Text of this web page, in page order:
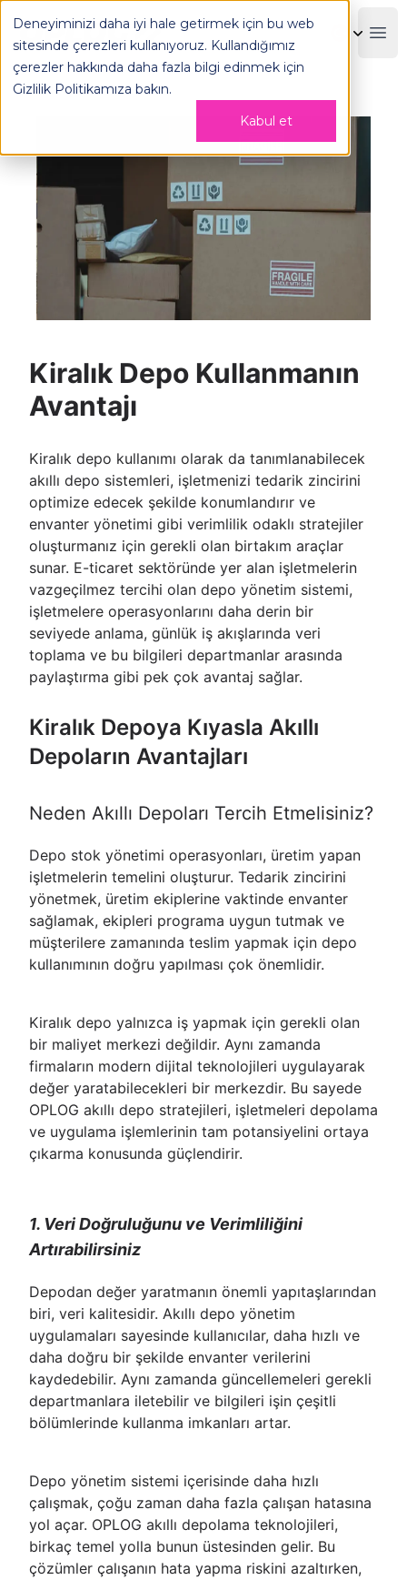
Deneyiminizi daha iyi hale getirmek için bu web
sitesinde çerezleri kullanıyoruz. Kullandığımız
çerezler hakkında daha fazla bilgi edinmek için
Gizlilik Politikamıza bakın.
Kabul et
OPLOG
Kiralık Depo Kullanmanın
Avantajı
Kiralık depo kullanımı olarak da tanımlanabilecek
akıllı depo sistemleri, işletmenizi tedarik zincirini
optimize edecek şekilde konumlandırır ve
envanter yönetimi gibi verimlilik odaklı stratejiler
oluşturmanız için gerekli olan birtakım araçlar
sunar. E-ticaret sektöründe yer alan işletmelerin
vazgeçilmez tercihi olan depo yönetim sistemi,
işletmelere operasyonlarını daha derin bir
seviyede anlama, günlük iş akışlarında veri
toplama ve bu bilgileri departmanlar arasında
paylaştırma gibi pek çok avantaj sağlar.
Kiralık Depoya Kıyasla Akıllı
Depoların Avantajları
Neden Akıllı Depoları Tercih Etmelisiniz?
Depo stok yönetimi operasyonları, üretim yapan
işletmelerin temelini oluşturur. Tedarik zincirini
yönetmek, üretim ekiplerine vaktinde envanter
sağlamak, ekipleri programa uygun tutmak ve
müşterilere zamanında teslim yapmak için depo
kullanımının doğru yapılması çok önemlidir.
Kiralık depo yalnızca iş yapmak için gerekli olan
bir maliyet merkezi değildir. Aynı zamanda
firmaların modern dijital teknolojileri uygulayarak
değer yaratabilecekleri bir merkezdir. Bu sayede
OPLOG akıllı depo stratejileri, işletmeleri depolama
ve uygulama işlemlerinin tam potansiyelini ortaya
çıkarma konusunda güçlendirir.
1. Veri Doğruluğunu ve Verimliliğini
Artırabilirsiniz
Depodan değer yaratmanın önemli yapıtaşlarından
biri, veri kalitesidir. Akıllı depo yönetim
uygulamaları sayesinde kullanıcılar, daha hızlı ve
daha doğru bir şekilde envanter verilerini
kaydedebilir. Aynı zamanda güncellemeleri gerekli
departmanlara iletebilir ve bilgileri işin çeşitli
bölümlerinde kullanma imkanları artar.
Depo yönetim sistemi içerisinde daha hızlı
çalışmak, çoğu zaman daha fazla çalışan hatasına
yol açar. OPLOG akıllı depolama teknolojileri,
birkaç temel yolla bunun üstesinden gelir. Bu
çözümler çalışanın hata yapma riskini azaltırken,